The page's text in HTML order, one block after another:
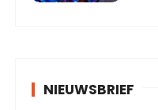
NIEUWSBRIEF